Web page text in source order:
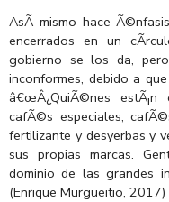
AsÃ­ mismo hace
encerrados en un
gobierno se los da,
inconformes, debido a
â€œÂ¿QuiÃ©nes
cafÃ©s especiales,
fertilizante y desyerbas y
sus propias marcas.
dominio de las grandes
(Enrique Murgueitio, 2017)